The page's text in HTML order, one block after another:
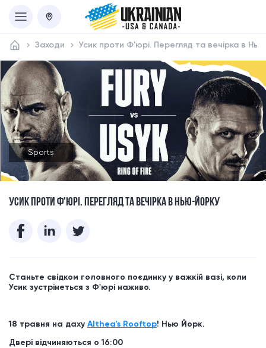
Заходи Усик проти Ф'юрі. Перегляд та вечірка в
Sports
УСИК ПРОТИ Ф'ЮРІ. ПЕРЕГЛЯД ТА ВЕЧІРКА В НЬЮ-ЙОРКУ
Станьте свідком головного поєдинку у важкій вазі, коли
Усик зустрінеться з Ф'юрі наживо.
18 травня на даху Althea's Rooftop! Нью Йорк.
Двері відчиняються о 16:00